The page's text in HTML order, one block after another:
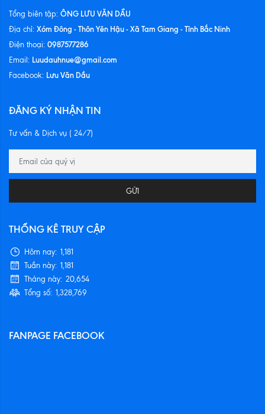
Tổng biên tập: ÔNG LƯU VĂN DẦU
Địa chỉ: Xóm Đông - Thôn Yên Hậu - Xã Tam Giang - Tỉnh Bắc Ninh
Điện thoại: 0987577286
Email: Luudauhnue@gmail.com
Facebook: Lưu Văn Dầu
ĐĂNG KÝ NHẬN TIN
Tư vấn & Dịch vụ ( 24/7)
GỬI
THỐNG KÊ TRUY CẬP
Hôm nay: 1,181
Tuần này: 1,181
Tháng này: 20,654
Tổng số: 1,328,769
FANPAGE FACEBOOK